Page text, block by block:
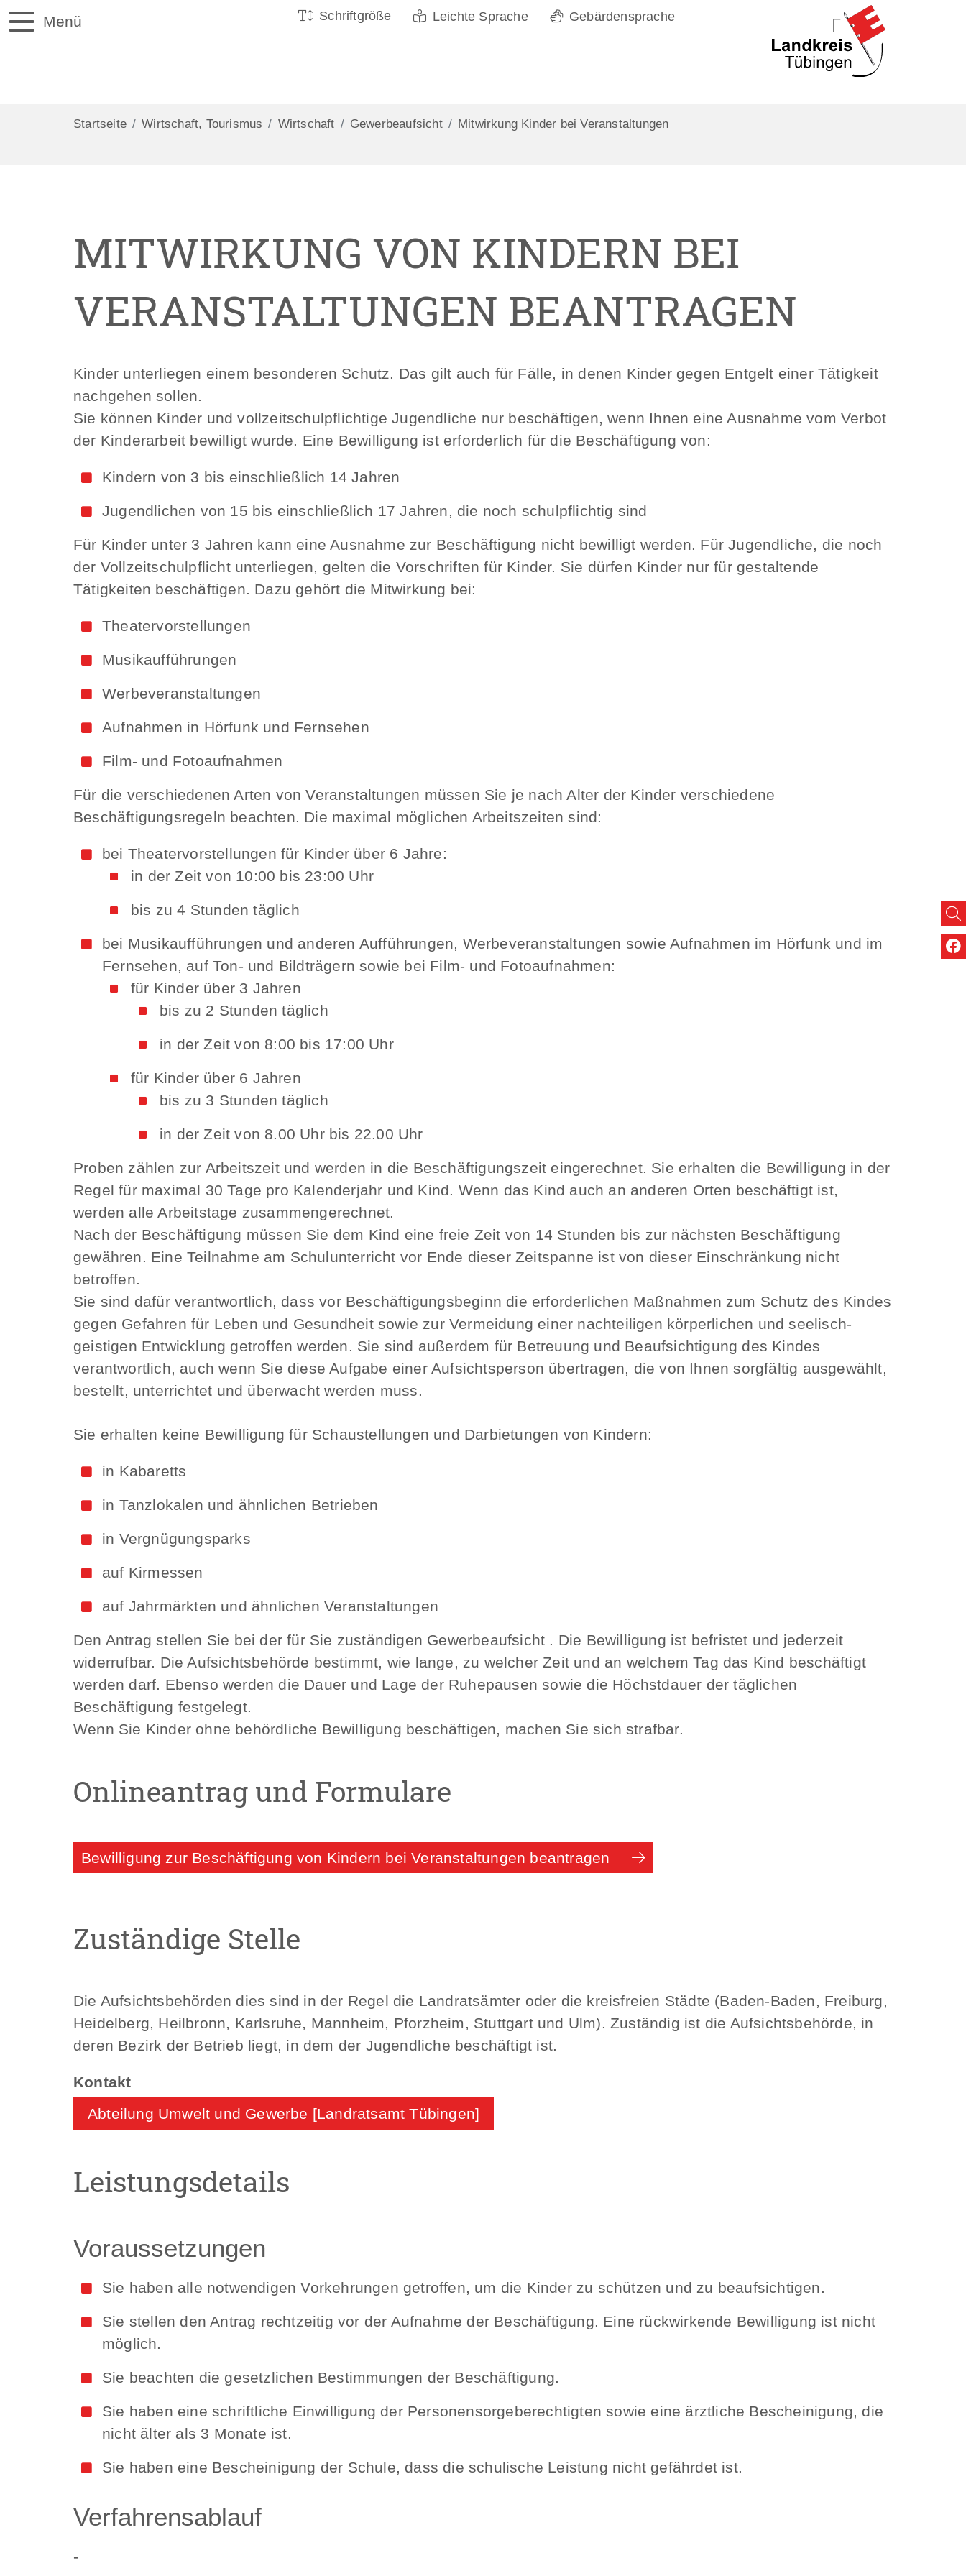
Menü Schriftgröße Leichte Sprache Gebärdensprache
Startseite Wirtschaft, Tourismus Wirtschaft Gewerbeaufsicht Mitwirkung Kinder bei Veranstaltungen
MITWIRKUNG VON KINDERN BEI
VERANSTALTUNGEN BEANTRAGEN
Kinder unterliegen einem besonderen Schutz. Das gilt auch für Fälle, in denen Kinder gegen Entgelt einer Tätigkeit
nachgehen sollen.
Sie können Kinder und vollzeitschulpflichtige Jugendliche nur beschäftigen, wenn Ihnen eine Ausnahme vom Verbot
der Kinderarbeit bewilligt wurde. Eine Bewilligung ist erforderlich für die Beschäftigung von:
Kindern von 3 bis einschließlich 14 Jahren
Jugendlichen von 15 bis einschließlich 17 Jahren, die noch schulpflichtig sind
Für Kinder unter 3 Jahren kann eine Ausnahme zur Beschäftigung nicht bewilligt werden. Für Jugendliche, die noch
der Vollzeitschulpflicht unterliegen, gelten die Vorschriften für Kinder. Sie dürfen Kinder nur für gestaltende
Tätigkeiten beschäftigen. Dazu gehört die Mitwirkung bei:
Theatervorstellungen
Musikaufführungen
Werbeveranstaltungen
Aufnahmen in Hörfunk und Fernsehen
Film- und Fotoaufnahmen
Für die verschiedenen Arten von Veranstaltungen müssen Sie je nach Alter der Kinder verschiedene
Beschäftigungsregeln beachten. Die maximal möglichen Arbeitszeiten sind:
bei Theatervorstellungen für Kinder über 6 Jahre:
in der Zeit von 10:00 bis 23:00 Uhr
bis zu 4 Stunden täglich
bei Musikaufführungen und anderen Aufführungen, Werbeveranstaltungen sowie Aufnahmen im Hörfunk und im
Fernsehen, auf Ton- und Bildträgern sowie bei Film- und Fotoaufnahmen:
für Kinder über 3 Jahren
bis zu 2 Stunden täglich
in der Zeit von 8:00 bis 17:00 Uhr
für Kinder über 6 Jahren
bis zu 3 Stunden täglich
in der Zeit von 8.00 Uhr bis 22.00 Uhr
Proben zählen zur Arbeitszeit und werden in die Beschäftigungszeit eingerechnet. Sie erhalten die Bewilligung in der
Regel für maximal 30 Tage pro Kalenderjahr und Kind. Wenn das Kind auch an anderen Orten beschäftigt ist,
werden alle Arbeitstage zusammengerechnet.
Nach der Beschäftigung müssen Sie dem Kind eine freie Zeit von 14 Stunden bis zur nächsten Beschäftigung
gewähren. Eine Teilnahme am Schulunterricht vor Ende dieser Zeitspanne ist von dieser Einschränkung nicht
betroffen.
Sie sind dafür verantwortlich, dass vor Beschäftigungsbeginn die erforderlichen Maßnahmen zum Schutz des Kindes
gegen Gefahren für Leben und Gesundheit sowie zur Vermeidung einer nachteiligen körperlichen und seelisch-
geistigen Entwicklung getroffen werden. Sie sind außerdem für Betreuung und Beaufsichtigung des Kindes
verantwortlich, auch wenn Sie diese Aufgabe einer Aufsichtsperson übertragen, die von Ihnen sorgfältig ausgewählt,
bestellt, unterrichtet und überwacht werden muss.
Sie erhalten keine Bewilligung für Schaustellungen und Darbietungen von Kindern:
in Kabaretts
in Tanzlokalen und ähnlichen Betrieben
in Vergnügungsparks
auf Kirmessen
auf Jahrmärkten und ähnlichen Veranstaltungen
Den Antrag stellen Sie bei der für Sie zuständigen Gewerbeaufsicht . Die Bewilligung ist befristet und jederzeit
widerrufbar. Die Aufsichtsbehörde bestimmt, wie lange, zu welcher Zeit und an welchem Tag das Kind beschäftigt
werden darf. Ebenso werden die Dauer und Lage der Ruhepausen sowie die Höchstdauer der täglichen
Beschäftigung festgelegt.
Wenn Sie Kinder ohne behördliche Bewilligung beschäftigen, machen Sie sich strafbar.
Onlineantrag und Formulare
Bewilligung zur Beschäftigung von Kindern bei Veranstaltungen beantragen
Zuständige Stelle
Die Aufsichtsbehörden dies sind in der Regel die Landratsämter oder die kreisfreien Städte (Baden-Baden, Freiburg,
Heidelberg, Heilbronn, Karlsruhe, Mannheim, Pforzheim, Stuttgart und Ulm). Zuständig ist die Aufsichtsbehörde, in
deren Bezirk der Betrieb liegt, in dem der Jugendliche beschäftigt ist.
Abteilung Umwelt und Gewerbe [Landratsamt Tübingen]
Leistungsdetails
Voraussetzungen
Sie haben alle notwendigen Vorkehrungen getroffen, um die Kinder zu schützen und zu beaufsichtigen.
Sie stellen den Antrag rechtzeitig vor der Aufnahme der Beschäftigung. Eine rückwirkende Bewilligung ist nicht
möglich.
Sie beachten die gesetzlichen Bestimmungen der Beschäftigung.
Sie haben eine schriftliche Einwilligung der Personensorgeberechtigten sowie eine ärztliche Bescheinigung, die
nicht älter als 3 Monate ist.
Sie haben eine Bescheinigung der Schule, dass die schulische Leistung nicht gefährdet ist.
Verfahrensablauf
-